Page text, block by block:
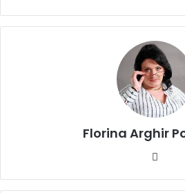
Florina Arghir